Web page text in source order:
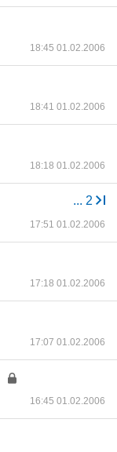
18:45 01.02.2006
18:41 01.02.2006
18:18 01.02.2006
... 2
17:51 01.02.2006
17:18 01.02.2006
17:07 01.02.2006
16:45 01.02.2006